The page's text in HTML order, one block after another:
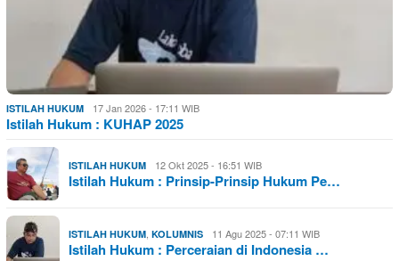
ISTILAH HUKUM 17 Jan 2026 - 17:11 WIB
Istilah Hukum : KUHAP 2025
ISTILAH HUKUM 12 Okt 2025 - 16:51 WIB
Istilah Hukum : Prinsip-Prinsip Hukum Pe…
ISTILAH HUKUM, KOLUMNIS 11 Agu 2025 - 07:11 WIB
Istilah Hukum : Perceraian di Indonesia …